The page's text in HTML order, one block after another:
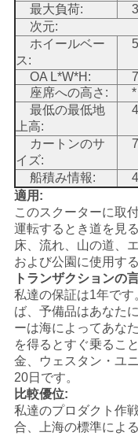
リ
シ
ー
最大負荷:
次元:
ホイールベー
ス:
OA L*W*H:
座席への高さ:
*
最低の最低地
上高:
カートンのサ
イズ:
船積み情報:
適用:
このスクーターに取
運転するとき道を見
床、流れ、山の道、
および公園に使用す
トランザクションの
私達の保証は1年で
ば、予備品はあなた
ーは海によってあな
を得るとすぐ乗るこ
金、ウェスタン・ユ
20日です。
比較優位:
私達のプロダクト作
合、上海の標準によ